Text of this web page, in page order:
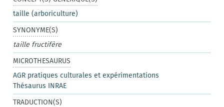
taille (arboriculture)
SYNONYME(S)
taille fructifère
MICROTHESAURUS
AGR pratiques culturales et expérimentations
Thésaurus INRAE
TRADUCTION(S)